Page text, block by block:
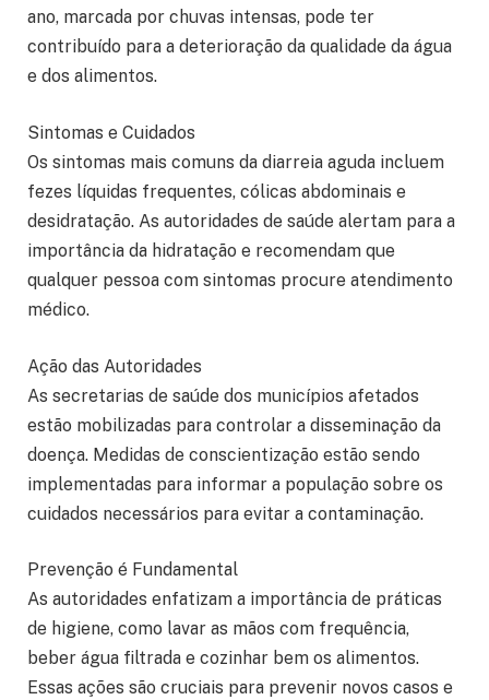
ano, marcada por chuvas intensas, pode ter
contribuído para a deterioração da qualidade da água
e dos alimentos.
Sintomas e Cuidados
Os sintomas mais comuns da diarreia aguda incluem
fezes líquidas frequentes, cólicas abdominais e
desidratação. As autoridades de saúde alertam para a
importância da hidratação e recomendam que
qualquer pessoa com sintomas procure atendimento
médico.
Ação das Autoridades
As secretarias de saúde dos municípios afetados
estão mobilizadas para controlar a disseminação da
doença. Medidas de conscientização estão sendo
implementadas para informar a população sobre os
cuidados necessários para evitar a contaminação.
Prevenção é Fundamental
As autoridades enfatizam a importância de práticas
de higiene, como lavar as mãos com frequência,
beber água filtrada e cozinhar bem os alimentos.
Essas ações são cruciais para prevenir novos casos e